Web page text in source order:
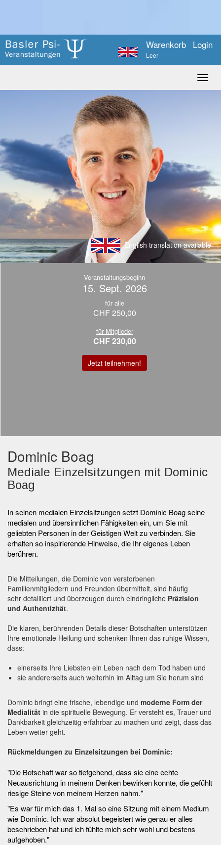
Login
Warenkorb
Leer
English translation available
Veranstaltungsbeginn
15. Sept. 2026
für alle
CHF 250,00
für Mitglieder
CHF 230,00
Jetzt teilnehmen!
Dominic Boag
Mediale Einzelsitzungen mit Dominic
Boag
In seinen medialen Einzelsitzungen setzt Dominic Boag seine
medialen und übersinnlichen Fähigkeiten ein, um Sie mit
geliebten Personen in der Geistigen Welt zu verbinden. Sie
erhalten so inspirierende Hinweise, die Ihr eigenes Leben
berühren.
Die Mitteilungen, die Dominic von verstorbenen
Familienmitgliedern und Freunden übermittelt, sind häufig
sehr detailliert und überzeugen durch eindringliche Präzision
und Authentizität.
Die klaren, berührenden Details dieser Botschaften unterstützen
Ihre emotionale Heilung und schenken Ihnen das ruhige Wissen,
dass:
einerseits Ihre Liebsten ein Leben nach dem Tod haben und
sie andererseits auch weiterhin im Alltag um Sie herum sind
Dominic bringt eine frische, lebendige und moderne Form der
Medialität in die spirituelle Bewegung. Er versteht es, Trauer und
Dankbarkeit gleichzeitig erfahrbar zu machen und zeigt, dass das
Leben weiter geht.
Rückmeldungen zu Einzelsitzungen bei Dominic:
"Die Botschaft war so tiefgehend, dass sie eine echte
Neuausrichtung in meinem Denken bewirken konnte, die gefühlt
riesige Steine von meinem Herzen nahm."
"Es war für mich das 1. Mal so eine Sitzung mit einem Medium
wie Dominic. Ich war absolut begeistert wie genau er alles
beschrieben hat und ich fühlte mich sehr wohl und bestens
aufgehoben."